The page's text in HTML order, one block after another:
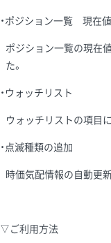
・ポジション一覧 現在
ポジション一覧の現在
た。
・ウォッチリスト
ウォッチリストの項目
・点滅種類の追加
時価気配情報の自動更
▽ご利用方法